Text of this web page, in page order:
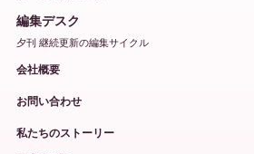
編集デスク
夕刊 継続更新の編集サイクル
会社概要
お問い合わせ
私たちのストーリー